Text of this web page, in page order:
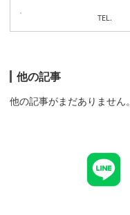
TEL.
他の記事
他の記事がまだありません。